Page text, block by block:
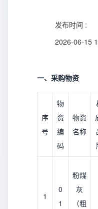
发布时间 :
2026-06-15
一、采购物资
序
号
物
资
编
码
物资
名称
1
0
1
粉煤
灰
（粗